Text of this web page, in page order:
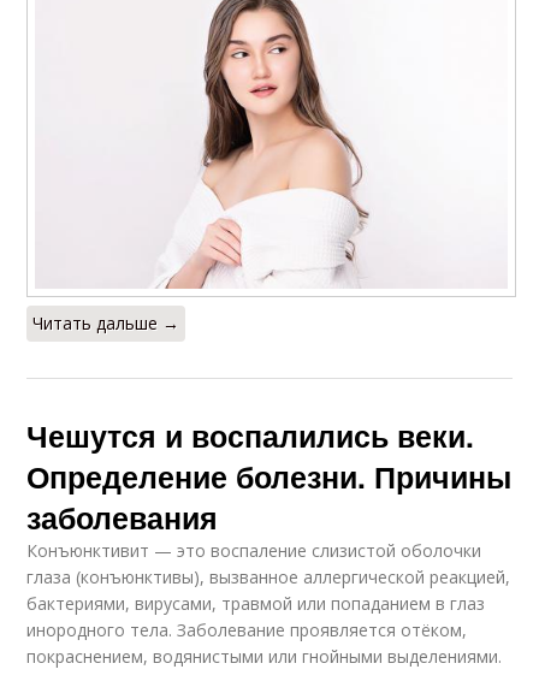
Читать дальше →
Чешутся и воспалились веки.
Определение болезни. Причины
заболевания
Конъюнктивит — это воспаление слизистой оболочки
глаза (конъюнктивы), вызванное аллергической реакцией,
бактериями, вирусами, травмой или попаданием в глаз
инородного тела. Заболевание проявляется отёком,
покраснением, водянистыми или гнойными выделениями.